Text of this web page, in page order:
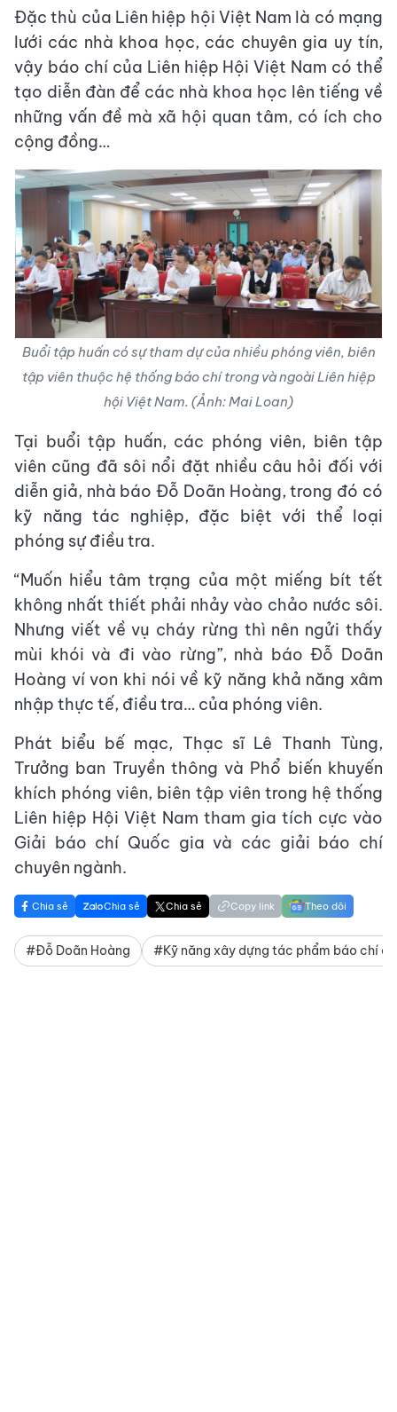
Đặc thù của Liên hiệp hội Việt Nam là có mạng
lưới các nhà khoa học, các chuyên gia uy tín,
vậy báo chí của Liên hiệp Hội Việt Nam có thể
tạo diễn đàn để các nhà khoa học lên tiếng về
những vấn đề mà xã hội quan tâm, có ích cho
cộng đồng…
Buổi tập huấn có sự tham dự của nhiều phóng viên, biên
tập viên thuộc hệ thống báo chí trong và ngoài Liên hiệp
hội Việt Nam. (Ảnh: Mai Loan)
Tại buổi tập huấn, các phóng viên, biên tập
viên cũng đã sôi nổi đặt nhiều câu hỏi đối với
diễn giả, nhà báo Đỗ Doãn Hoàng, trong đó có
kỹ năng tác nghiệp, đặc biệt với thể loại
phóng sự điều tra.
“Muốn hiểu tâm trạng của một miếng bít tết
không nhất thiết phải nhảy vào chảo nước sôi.
Nhưng viết về vụ cháy rừng thì nên ngửi thấy
mùi khói và đi vào rừng”, nhà báo Đỗ Doãn
Hoàng ví von khi nói về kỹ năng khả năng xâm
nhập thực tế, điều tra… của phóng viên.
Phát biểu bế mạc, Thạc sĩ Lê Thanh Tùng,
Trưởng ban Truyền thông và Phổ biến khuyến
khích phóng viên, biên tập viên trong hệ thống
Liên hiệp Hội Việt Nam tham gia tích cực vào
Giải báo chí Quốc gia và các giải báo chí
chuyên ngành.
Chia sẻ Chia sẻ Chia sẻ Copy link Theo dõi
#Đỗ Doãn Hoàng #Kỹ năng xây dựng tác phẩm báo chí